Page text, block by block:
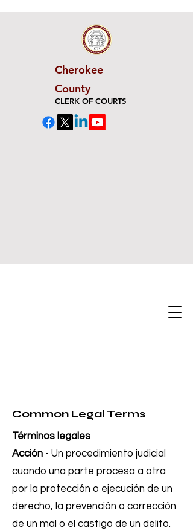
Cherokee
County
CLERK OF COURTS
Common Legal Terms
Términos legales
Acción - Un procedimiento judicial
cuando una parte procesa a otra
por la protección o ejecución de un
derecho, la prevención o corrección
de un mal o el castigo de un delito.